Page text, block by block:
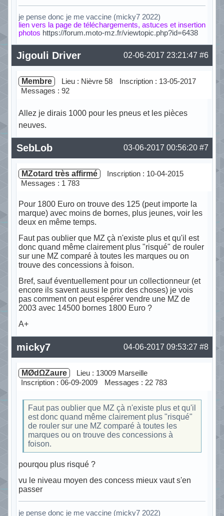
je pense donc je me vaccine (micky7 2022)
lien vers la page de téléchargements, astuces et insertion
photos https://forum.moto-mz.fr/viewtopic.php?id=6438
Hors ligne #6
02-06-2017 23:21:47
Jigouli Driver
Membre Lieu : Nièvre 58
Inscription : 13-05-2017
Messages : 92
Allez je dirais 1000 pour les pneus et les pièces
neuves.
Hors ligne #7
03-06-2017 00:56:20
SebLob
MZotard très affirmé
Inscription : 10-04-2015
Messages : 1 783
Pour 1800 Euro on trouve des 125 (peut importe la
marque) avec moins de bornes, plus jeunes, voir les
deux en même temps.
Faut pas oublier que MZ çà n'existe plus et qu'il est
donc quand même clairement plus "risqué" de rouler
sur une MZ comparé à toutes les marques ou on
trouve des concessions à foison.
Bref, sauf éventuellement pour un collectionneur (et
encore ils savent aussi le prix des choses) je vois
pas comment on peut espérer vendre une MZ de
2003 avec 14500 bornes 1800 Euro ?
A+
Hors ligne #8
04-06-2017 09:53:27
micky7
MØdΩZaure
Lieu : 13009 Marseille
Inscription : 06-09-2009
Messages : 22 783
Faut pas oublier que MZ çà n'existe plus et qu'il
est donc quand même clairement plus "risqué"
de rouler sur une MZ comparé à toutes les
marques ou on trouve des concessions à
foison.
pourqou plus risqué ?
vu le niveau moyen des concess mieux vaut s'en
passer
je pense donc je me vaccine (micky7 2022)